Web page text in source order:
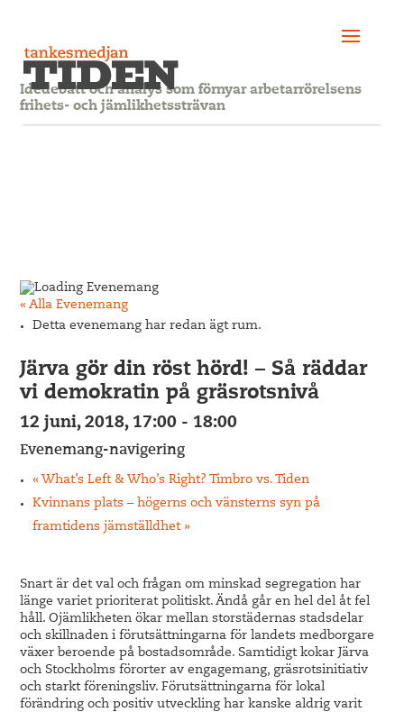
Idédebatt och analys som förnyar arbetarrörelsens
frihets- och jämlikhetssträvan
« Alla Evenemang
Detta evenemang har redan ägt rum.
Järva gör din röst hörd! – Så räddar
vi demokratin på gräsrotsnivå
12 juni, 2018, 17:00 - 18:00
Evenemang-navigering
« What’s Left & Who’s Right? Timbro vs. Tiden
Kvinnans plats – högerns och vänsterns syn på
framtidens jämställdhet »
Snart är det val och frågan om minskad segregation har
länge variet prioriterat politiskt. Ändå går en hel del åt fel
håll. Ojämlikheten ökar mellan storstädernas stadsdelar
och skillnaden i förutsättningarna för landets medborgare
växer beroende på bostadsområde. Samtidigt kokar Järva
och Stockholms förorter av engagemang, gräsrotsinitiativ
och starkt föreningsliv. Förutsättningarna för lokal
förändring och positiv utveckling har kanske aldrig varit